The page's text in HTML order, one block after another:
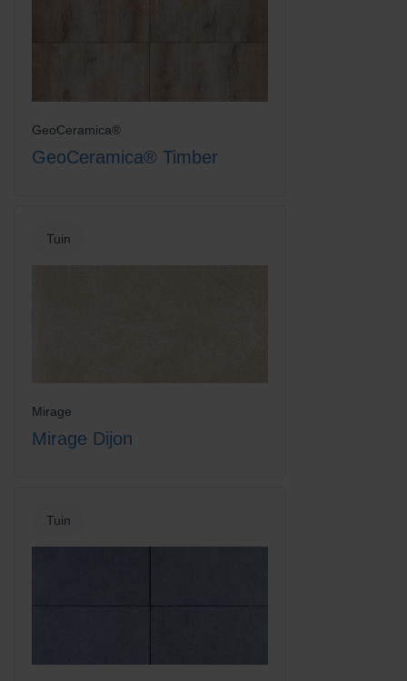
GeoCeramica®
GeoCeramica® Timber
Tuin
Mirage
Mirage Dijon
Tuin